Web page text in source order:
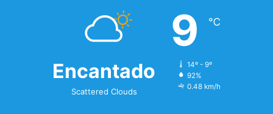
Encantado
Scattered Clouds
9 ℃
14º - 9º
92%
0.48 km/h